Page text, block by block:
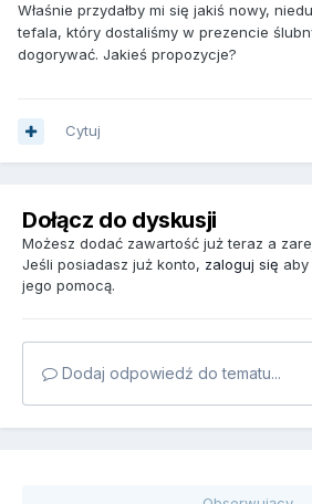
Właśnie przydałby mi się jakiś nowy,
tefala, który dostaliśmy w prezencie
dogorywać. Jakieś propozycje?
Cytuj
Dołącz do dyskusji
Możesz dodać zawartość już teraz a
Jeśli posiadasz już konto, zaloguj się
jego pomocą.
Dodaj odpowiedź do tematu...